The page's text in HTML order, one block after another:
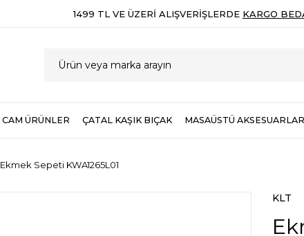
1499 TL VE ÜZERI ALIŞVERIŞLERDE KARGO
CAM ÜRÜNLER ÇATAL KAŞIK BIÇAK MASAÜSTÜ
Ekmek Sepeti KWA1265L01
KLT